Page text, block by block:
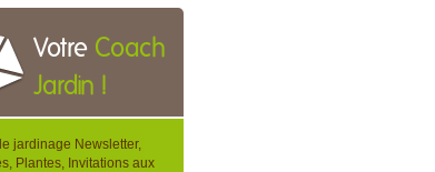
Votre Coach
Jardin !
jardinage Newsletter,
Plantes, Invitations aux